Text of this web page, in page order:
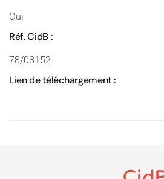
Oui
Réf. CidB :
78/08152
Lien de téléchargement :